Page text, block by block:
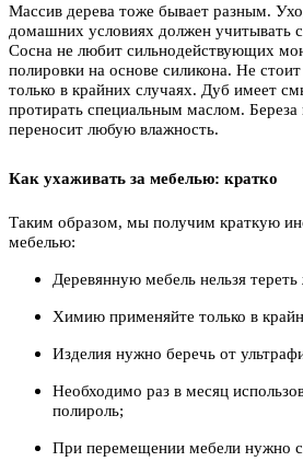
Массив дерева тоже бывает разным.
домашних условиях должен учитывать
Сосна не любит сильнодействующих
полировки на основе силикона. Не
только в крайних случаях. Дуб имеет
протирать специальным маслом.
переносит любую влажность.
Как ухаживать за мебелью: кратко
Таким образом, мы получим краткую
мебелью:
Деревянную мебель нельзя
Химию применяйте только в
Изделия нужно беречь от
Необходимо раз в месяц
полироль;
При перемещении мебели нужно